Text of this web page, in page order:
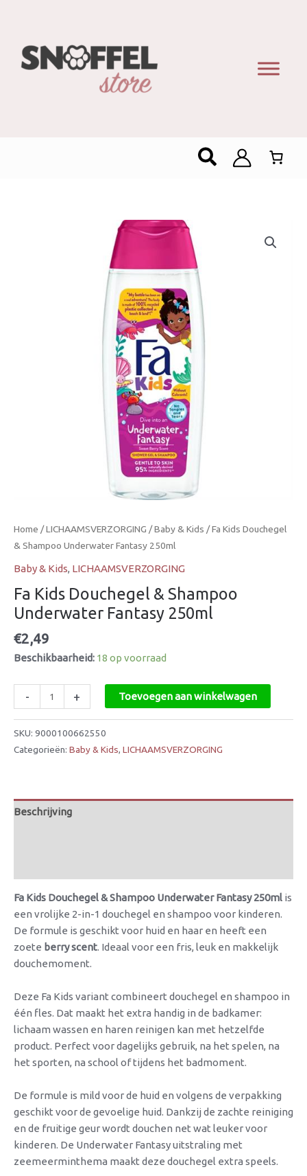
Zoeken
Home /LICHAAMSVERZORGING /Baby & Kids / Fa Kids Douchegel
& Shampoo Underwater Fantasy 250ml
Baby & Kids, LICHAAMSVERZORGING
Fa Kids Douchegel & Shampoo
Underwater Fantasy 250ml
€2,49
Beschikbaarheid: 18 op voorraad
- + Toevoegen aan winkelwagen
SKU: 9000100662550
Categorieën: Baby & Kids, LICHAAMSVERZORGING
Beschrijving
Fa Kids Douchegel & Shampoo Underwater Fantasy 250ml is
een vrolijke 2-in-1 douchegel en shampoo voor kinderen.
De formule is geschikt voor huid en haar en heeft een
zoete berry scent. Ideaal voor een fris, leuk en makkelijk
douchemoment.
Deze Fa Kids variant combineert douchegel en shampoo in
één fles. Dat maakt het extra handig in de badkamer:
lichaam wassen en haren reinigen kan met hetzelfde
product. Perfect voor dagelijks gebruik, na het spelen, na
het sporten, na school of tijdens het badmoment.
De formule is mild voor de huid en volgens de verpakking
geschikt voor de gevoelige huid. Dankzij de zachte reiniging
en de fruitige geur wordt douchen net wat leuker voor
kinderen. De Underwater Fantasy uitstraling met
zeemeerminthema maakt deze douchegel extra speels.